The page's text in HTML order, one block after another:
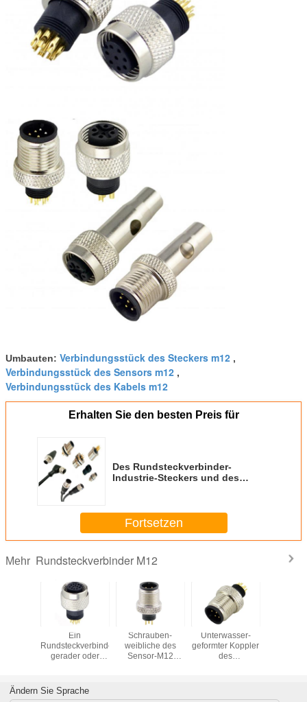
Umbauten: Verbindungsstück des Steckers m12 ,
Verbindungsstück des Sensors m12 ,
Verbindungsstück des Kabels m12
Erhalten Sie den besten Preis für
Des Rundsteckverbinder-
Industrie-Steckers und des
weiblichen Luftfahrt 8 Stift
Fortsetzen
Mehr Rundsteckverbinder M12
Ein
Rundsteckverbinder-
gerader oder
X S Code-M12
Schrauben-
weibliche des
Sensor-M12
Verbindungsstück-
Unterwasser-
geformter Koppler
des
Schraubensicherungs-
Ändern Sie Sprache